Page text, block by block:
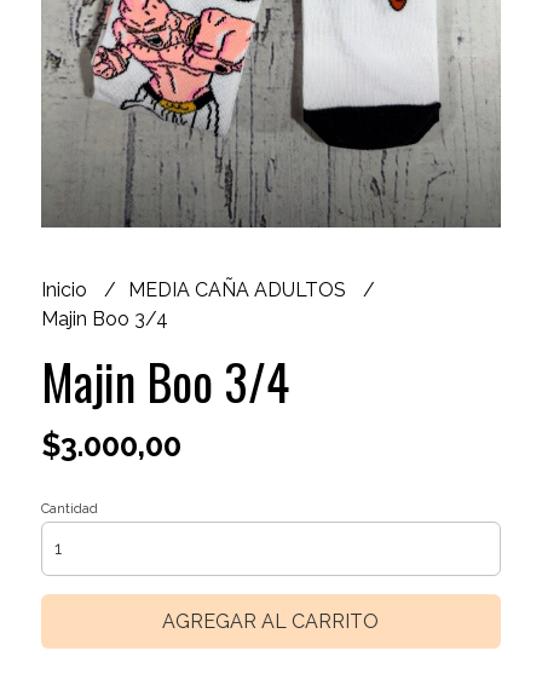
Inicio
MEDIA CAÑA ADULTOS
Majin Boo 3/4
Majin Boo 3/4
$3.000,00
Cantidad
AGREGAR AL CARRITO